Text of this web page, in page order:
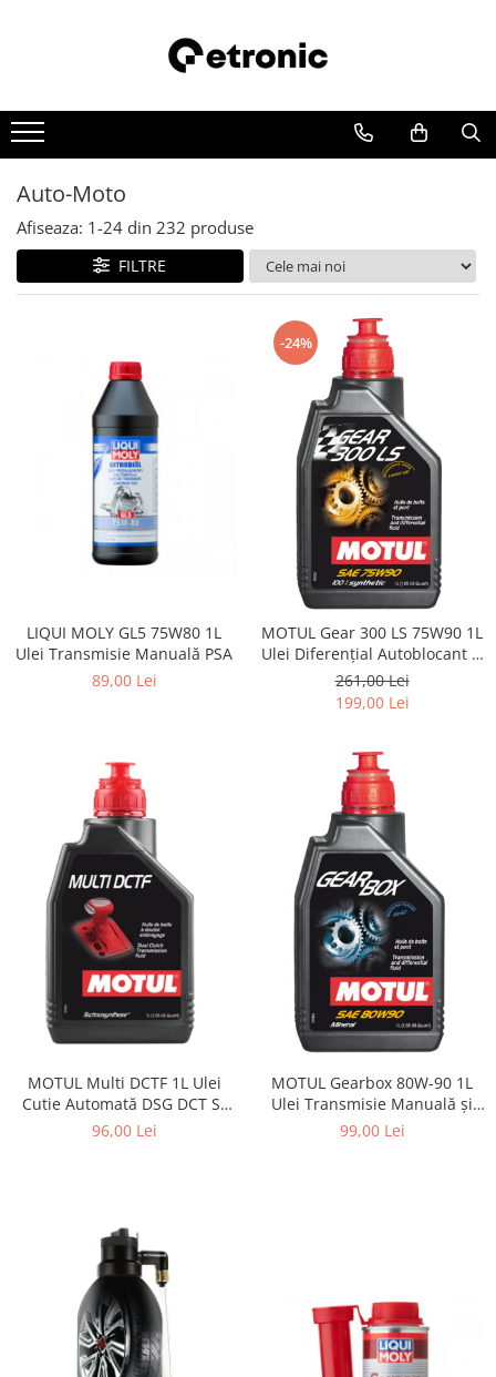
Auto-Moto
Afiseaza: 1-24 din 232 produse
FILTRE
LIQUI MOLY GL5 75W80 1L
Ulei Transmisie Manuală PSA
89,00 Lei
-24%
MOTUL Gear 300 LS 75W90 1L
Ulei Diferențial Autoblocant și
Transmisie
261,00 Lei
199,00 Lei
MOTUL Multi DCTF 1L Ulei
Cutie Automată DSG DCT S-
Tronic
96,00 Lei
MOTUL Gearbox 80W-90 1L
Ulei Transmisie Manuală și
Diferențial GL-4 GL-5
99,00 Lei